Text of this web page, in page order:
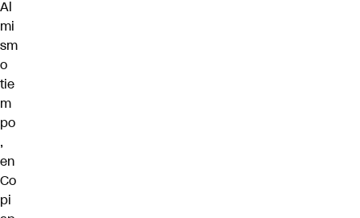
Al
mi
sm
o
tie
m
po
,
en
Co
pi